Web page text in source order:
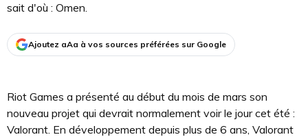
sait d'où : Omen.
Ajoutez aAa à vos sources préférées sur Google
Riot Games a présenté au début du mois de mars son
nouveau projet qui devrait normalement voir le jour cet été :
Valorant. En développement depuis plus de 6 ans, Valorant